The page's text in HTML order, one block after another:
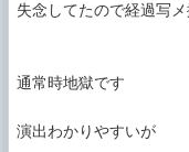
失念してたので経過写
通常時地獄です
演出わかりやすいが